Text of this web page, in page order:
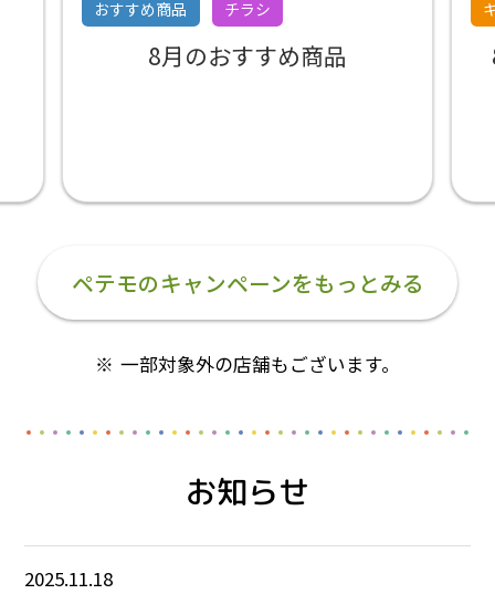
おすすめ商品 チラシ
8月のおすすめ商品
ペテモのキャンペーンをもっとみる
一部対象外の店舗もございます。
お知らせ
2025.11.18